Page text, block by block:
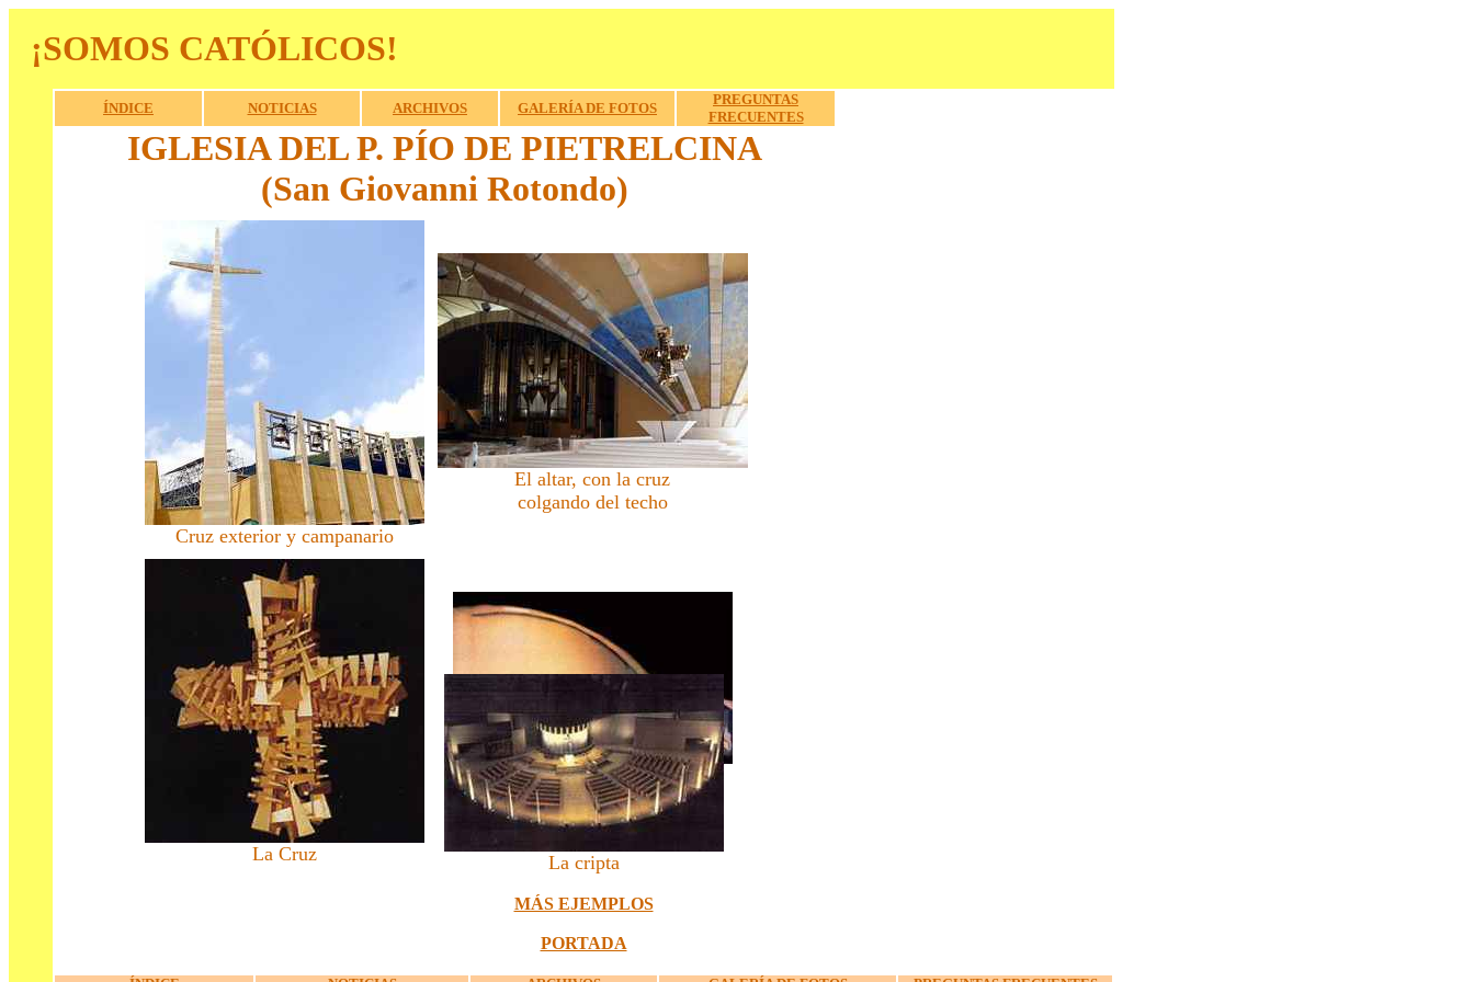
¡SOMOS CATÓLICOS!
ÍNDICE NOTICIAS ARCHIVOS GALERÍA DE FOTOS
PREGUNTAS
FRECUENTES
IGLESIA DEL P. PÍO DE PIETRELCINA
(San Giovanni Rotondo)
Cruz exterior y campanario
El altar, con la cruz
colgando del techo
La Cruz
La capilla de la Eucaristía.
A la izquierda puede verse el
el sagrario de piedra negra.
La cripta
MÁS EJEMPLOS
PORTADA